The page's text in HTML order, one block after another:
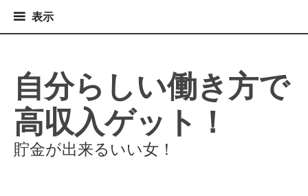
表
示 表示
ン
ツ
へ
ス
キ
ッ
自分らしい働き方で
高収入ゲット！
貯金が出来るいい女！